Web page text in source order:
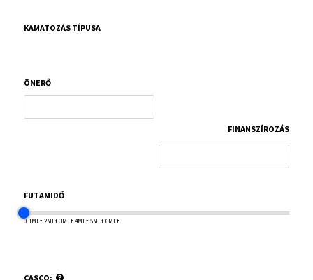
KAMATOZÁS TÍPUSA
ÖNERŐ
FINANSZÍROZÁS
FUTAMIDŐ
0 1MFt 2MFt 3MFt 4MFt 5MFt 6MFt
CASCO: